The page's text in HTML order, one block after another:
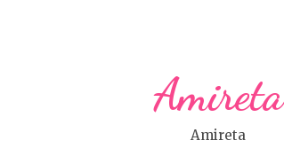
Amireta
Amireta